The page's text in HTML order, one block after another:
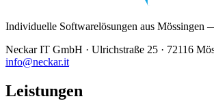
Individuelle Softwarelösungen aus
Neckar IT GmbH · Ulrichstraße 25 · 72116
info@neckar.it
Leistungen